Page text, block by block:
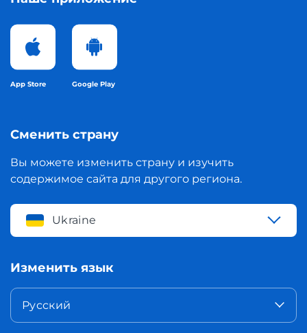
App Store Google Play
Сменить страну
Вы можете изменить страну и изучить
содержимое сайта для другого региона.
Ukraine
Изменить язык
Русский